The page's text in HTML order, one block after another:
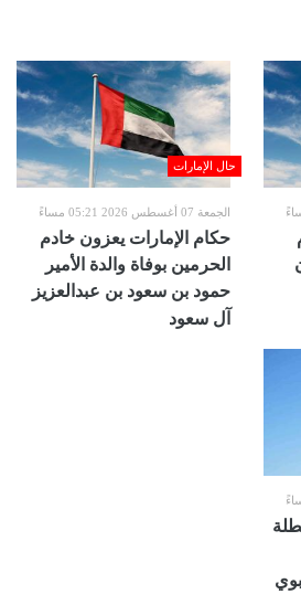
حال الإمارات
الجمعة 07 أغسطس 2026 05:21 مساءً
حكام الإمارات يعزون خادم
الحرمين بوفاة والدة الأمير
حمود بن سعود بن عبدالعزيز
آل سعود
عطلة